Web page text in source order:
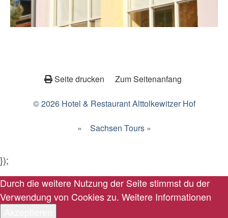
Seite drucken Zum Seitenanfang
© 2026 Hotel & Restaurant Alttolkewitzer Hof
» Sachsen Tours »
});
Durch die weitere Nutzung der Seite stimmst du der
Verwendung von Cookies zu. Weitere Informationen